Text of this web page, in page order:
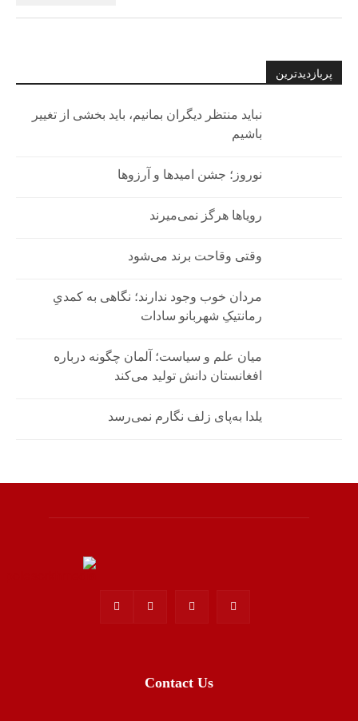
پربازدیدترین
نباید منتظر دیگران بمانیم، باید بخشی از تغییر
باشیم
نوروز؛ جشن امیدها و آرزوها
رویاها هرگز نمی‌میرند
وقتی وقاحت برند می‌شود
مردان خوب وجود ندارند؛ نگاهی به کمدیِ
رمانتیکِ شهربانو سادات
میان علم و سیاست؛ آلمان چگونه درباره
افغانستان دانش تولید می‌کند
یلدا به‌پای زلف نگارم نمی‌رسد
Contact Us